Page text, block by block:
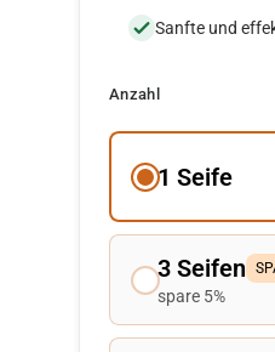
Sanfte und
Anzahl
1 Seife
3 Seifen
spare 5%